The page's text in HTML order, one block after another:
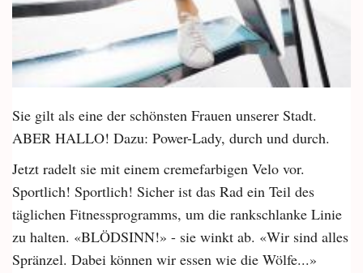
Sie gilt als eine der schönsten Frauen unserer Stadt.
ABER HALLO! Dazu: Power-Lady, durch und durch.
Jetzt radelt sie mit einem cremefarbigen Velo vor.
Sportlich! Sportlich! Sicher ist das Rad ein Teil des
täglichen Fitnessprogramms, um die rankschlanke Linie
zu halten. «BLÖDSINN!» - sie winkt ab. «Wir sind alles
Spränzel. Dabei können wir essen wie die Wölfe...»